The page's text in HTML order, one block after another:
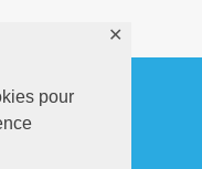
pour
✕
Danse et